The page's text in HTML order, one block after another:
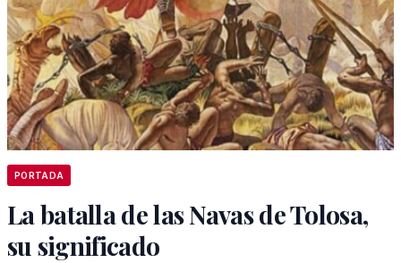
PORTADA
La batalla de las Navas de Tolosa,
su significado